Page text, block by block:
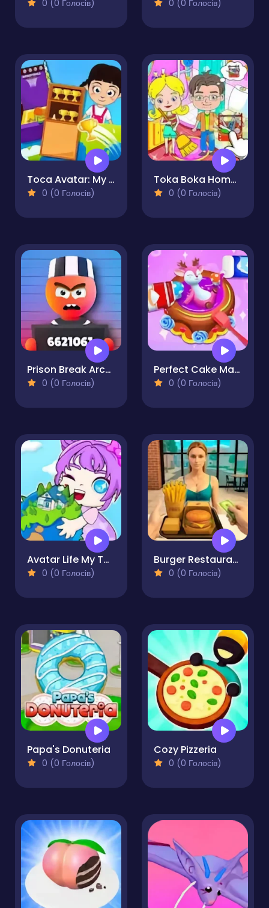
0 (0 Голосів) 0 (0 Голосів)
Toca Avatar: My House
0 (0 Голосів)
Toka Boka Home Clean Up Design
0 (0 Голосів)
Prison Break Architect Tycoon
0 (0 Голосів)
Perfect Cake Maker
0 (0 Голосів)
Avatar Life My Town
0 (0 Голосів)
Burger Restaurant Simulator 3D
0 (0 Голосів)
Papa's Donuteria
0 (0 Голосів)
Cozy Pizzeria
0 (0 Голосів)